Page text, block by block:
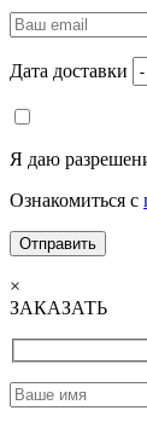
Дата доставки
Я даю
Ознакомиться с
×
ЗАКАЗАТЬ